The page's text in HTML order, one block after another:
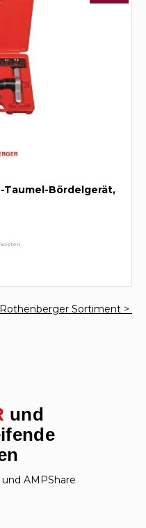
Taumel-Bördelgerät,
Sortiment >
und
AMPShare